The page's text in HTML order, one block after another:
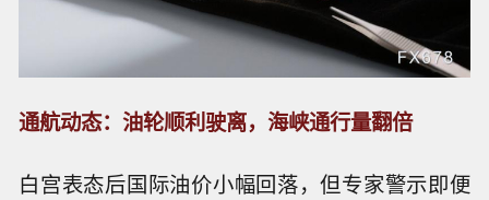
通航动态：油轮顺利驶离，海峡通行量翻倍
白宫表态后国际油价小幅回落，但专家警示即便